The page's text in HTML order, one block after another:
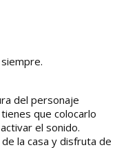
del personaje
que colocarlo
el sonido.
la casa y disfruta de